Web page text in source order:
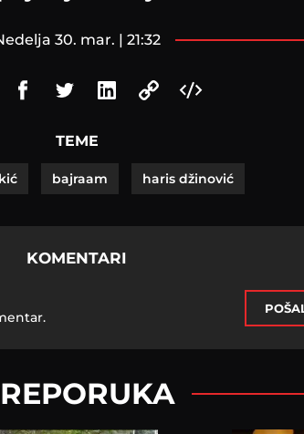
nedelja 30. mar. | 21:32
TEME
bajraam haris džinović
KOMENTARI